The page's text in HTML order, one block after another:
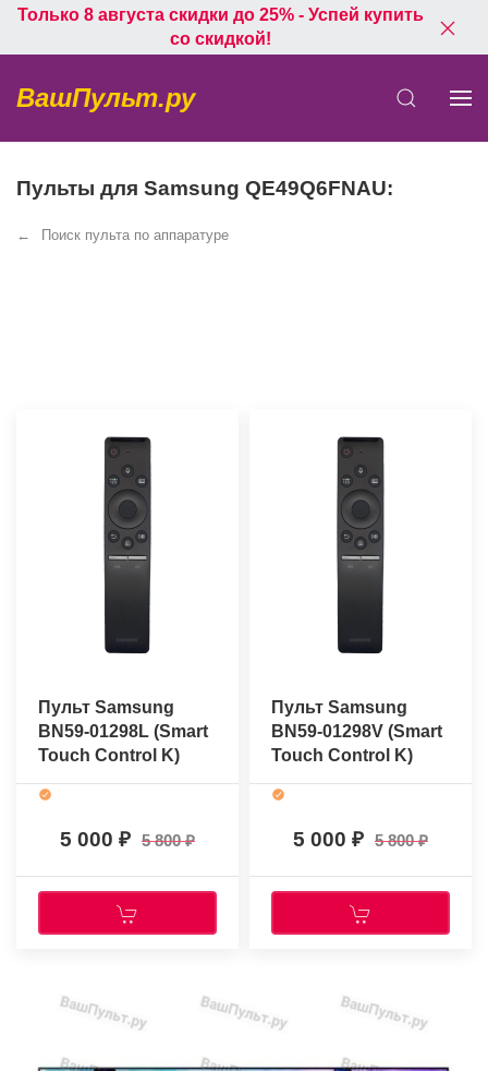
Только 8 августа скидки до 25% - Успей купить
со скидкой!
ВашПульт.ру
Пульты для Samsung QE49Q6FNAU:
Поиск пульта по аппаратуре
Пульт Samsung
BN59-01298L (Smart
Touch Control K)
(оригинальный)
5 000 5 800
Пульт Samsung
BN59-01298V (Smart
Touch Control K)
(оригинальный)
5 000 5 800